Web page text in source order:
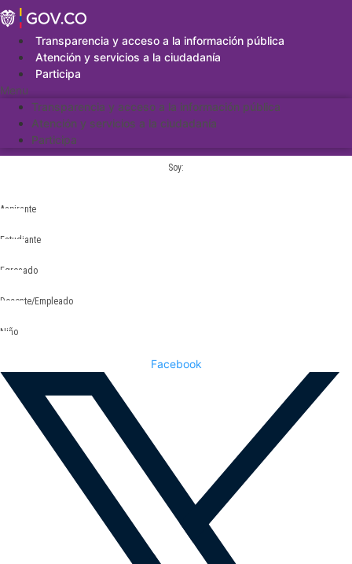
Saltar
al
contenidoTransparencia y acceso a la información pública
Atención y servicios a la ciudadanía
Participa
Menu
Transparencia y acceso a la información pública
Atención y servicios a la ciudadanía
Participa
Soy:
Aspirante
Estudiante
Egresado
Docente/Empleado
Niño
Facebook